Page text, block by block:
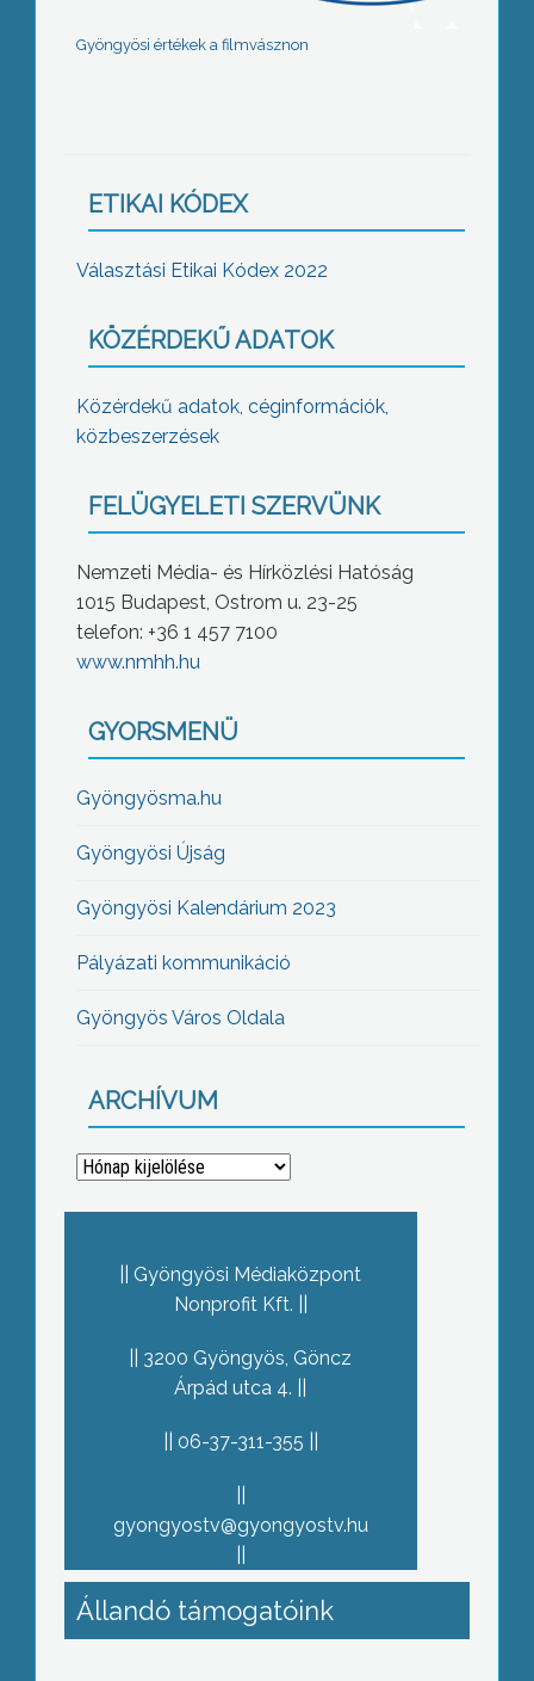
Gyöngyösi értékek a filmvásznon
ETIKAI KÓDEX
Választási Etikai Kódex 2022
KÖZÉRDEKŰ ADATOK
Közérdekű adatok, céginformációk,
közbeszerzések
FELÜGYELETI SZERVÜNK
Nemzeti Média- és Hírközlési Hatóság
1015 Budapest, Ostrom u. 23-25
telefon: +36 1 457 7100
www.nmhh.hu
GYORSMENÜ
Gyöngyösma.hu
Gyöngyösi Újság
Gyöngyösi Kalendárium 2023
Pályázati kommunikáció
Gyöngyös Város Oldala
ARCHÍVUM
Archívum
Gyöngyösi Médiaközpont
Nonprofit Kft.
3200 Gyöngyös, Göncz
Árpád utca 4.
06-37-311-355
gyongyostv@gyongyostv.hu
Állandó támogatóink